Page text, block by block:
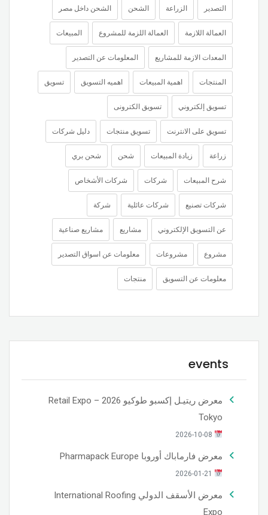
التصدير الزراعة الشحن الشحن داخل مصر
العمالة اللازمة العمالة اللزمة للمشروع المبيعات
المعدات الازمة للمشاريع المعلومات عن التصدير
المنتجات اهمية المبيعات اهميه التسويق تسويق
تسويق إلكتروني تسويق الكترونى
تسويق على الانترنت تسويق منتجات دليل شركات
زراعة زيادة المبيعات شحن شحن بري
شرح المبيعات شركات شركات الأشخاص
شركات تصنيع شركات عائلية شركة
عن التسويق الإلكتروني مشاريع مشاريع صناعية
مشروع مشروعات معلومات عن اسواق التصدير
معلومات عن التسويق منتجات
events
معرض ريتيـل إكسبو طوكيو 2026 – Retail Expo
Tokyo
معرض فارماباك أوروبا Pharmapack Europe
معرض الأسقف الدولي International Roofing
Expo